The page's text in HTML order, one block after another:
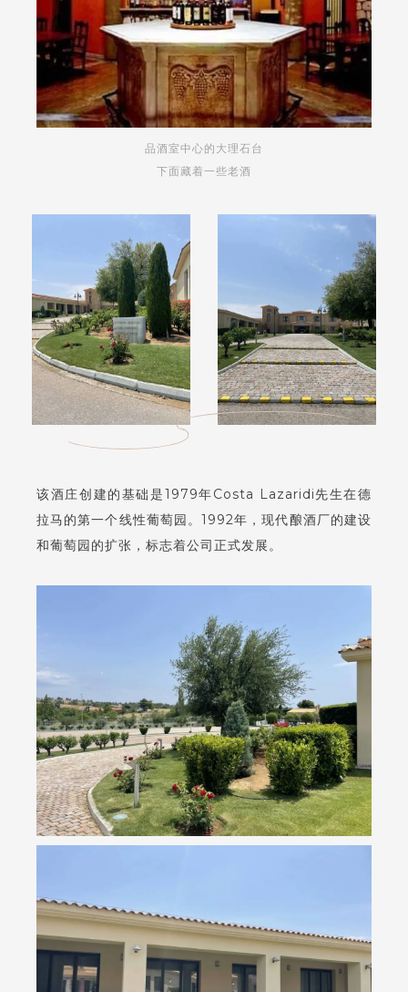
品酒室中心的大理石台
下面藏着一些老酒
该酒庄创建的基础是1979年Costa Lazaridi先生在德
拉马的第一个线性葡萄园。1992年，现代酿酒厂的建设
和葡萄园的扩张，标志着公司正式发展。